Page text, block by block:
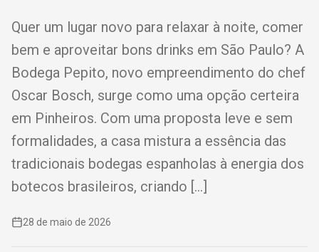
Quer um lugar novo para relaxar à noite, comer
bem e aproveitar bons drinks em São Paulo? A
Bodega Pepito, novo empreendimento do chef
Oscar Bosch, surge como uma opção certeira
em Pinheiros. Com uma proposta leve e sem
formalidades, a casa mistura a essência das
tradicionais bodegas espanholas à energia dos
botecos brasileiros, criando […]
28 de maio de 2026